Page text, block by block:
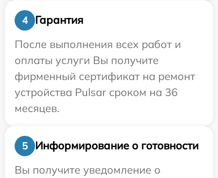
4
Гарантия
После выполнения всех работ и
оплаты услуги Вы получите
фирменный сертификат на ремонт
устройства Pulsar сроком на 36
месяцев.
5
Информирование о готовности
Вы получите уведомление о